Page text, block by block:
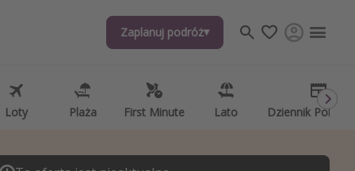
Zaplanuj podróż
Loty Plaża First Minute Lato Dziennik
Zaplanuj podróż
Loty Plaża First Minute Lato Dziennik
ciekawostki, porady podróżnicze
aplikacje podróżnicze